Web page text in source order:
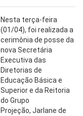
Nesta terça-feira
(01/04), foi realizada a
cerimônia de posse da
nova Secretária
Executiva das
Diretorias de
Educação Básica e
Superior e da Reitoria
do Grupo
Projeção, Jarlane de